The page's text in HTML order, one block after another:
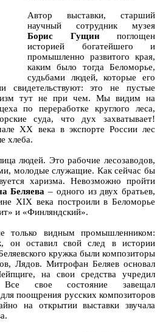
Автор выставки, старший
научный сотрудник музея
Борис Гущинпоглощен
историей богатейшего и
промышленно развитого края,
каким было тогда Беломорье,
судьбами людей, которые его
свидетельствуют: это не пустые
тут не при чем. Мы видим на
по переработке круглого леса,
суда, что дух захватывает!
XX века в экспорте России лес
хлеба.
людей. Это рабочие лесозаводов,
молодые служащие. Как сейчас бы
харизма. Невозможно пройти
Беляева – одного из двух братьев,
XIX века построили в Беломорье
и «Финляндский».
только видным промышленником:
он оставил свой след в истории
кружка были композиторы
Лядов. Митрофан Беляев основал
на свои средства учредил
Все свое состояние завещал
поощрения русских композиторов
на открытии выставки звучала